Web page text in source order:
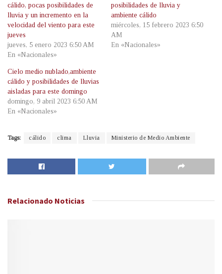
cálido, pocas posibilidades de
lluvia y un incremento en la
velocidad del viento para este
jueves
jueves, 5 enero 2023 6:50 AM
En «Nacionales»
posibilidades de lluvia y
ambiente cálido
miércoles, 15 febrero 2023 6:50
AM
En «Nacionales»
Cielo medio nublado,ambiente
cálido y posibilidades de lluvias
aisladas para este domingo
domingo, 9 abril 2023 6:50 AM
En «Nacionales»
Tags: cálido clima Lluvia Ministerio de Medio Ambiente
Relacionado Noticias